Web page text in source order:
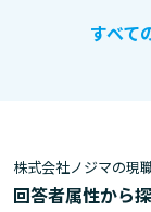
すべて
株式会社ノジマの現
回答者属性から